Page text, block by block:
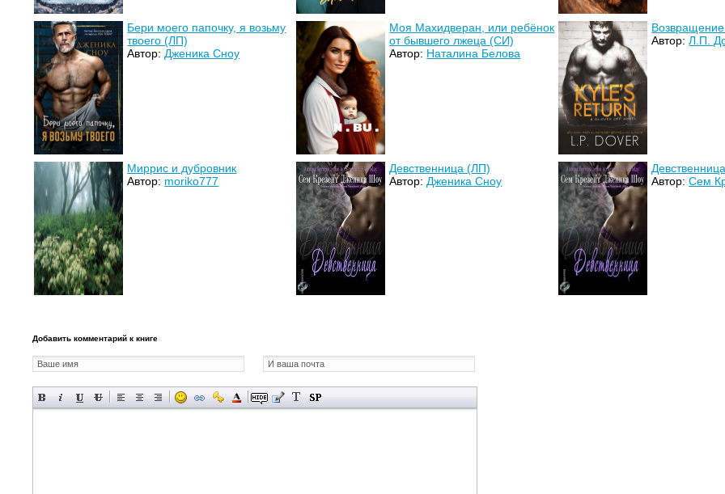
Бери моего папочку, я возьму
твоего (ЛП)
Автор:Дженика Сноу
Моя Махидверан, или ребёнок
от бывшего лжеца (СИ)
Автор: Наталина Белова
Автор:Л.П.
Миррис и дубровник
Автор: moriko777
Девственница (ЛП)
Автор:Дженика Сноу
Автор:Сем
Добавить комментарий к книге